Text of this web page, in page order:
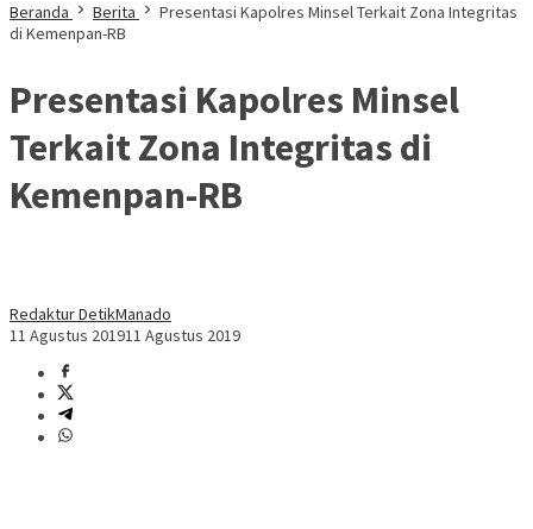
Beranda Berita
Presentasi Kapolres Minsel Terkait Zona Integritas
di Kemenpan-RB
Presentasi Kapolres Minsel
Terkait Zona Integritas di
Kemenpan-RB
Redaktur DetikManado
11 Agustus 201911 Agustus 2019